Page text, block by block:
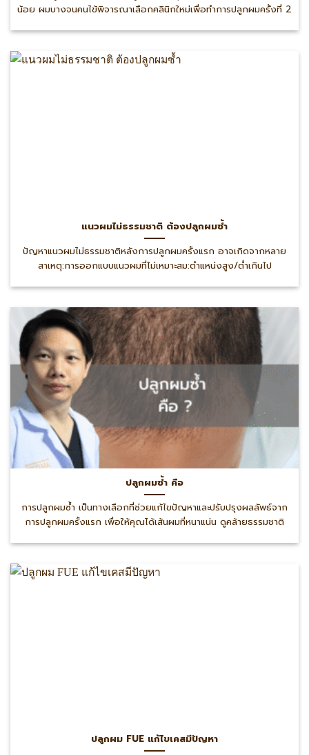
น้อย ผมบางจนคนไข้พิจารณาเลือกคลินิกใหม่เพื่อทำการปลูกผมครั้งที่ 2
แนวผมไม่ธรรมชาติ ต้องปลูกผมซ้ำ
ปัญหาแนวผมไม่ธรรมชาติหลังการปลูกผมครั้งแรก อาจเกิดจากหลาย
สาเหตุ:การออกแบบแนวผมที่ไม่เหมาะสม:ตำแหน่งสูง/ต่ำเกินไป
ปลูกผมซ้ำ คือ
การปลูกผมซ้ำ เป็นทางเลือกที่ช่วยแก้ไขปัญหาและปรับปรุงผลลัพธ์จาก
การปลูกผมครั้งแรก เพื่อให้คุณได้เส้นผมที่หนาแน่น ดูคล้ายธรรมชาติ
ปลูกผม FUE แก้ไขเคสมีปัญหา